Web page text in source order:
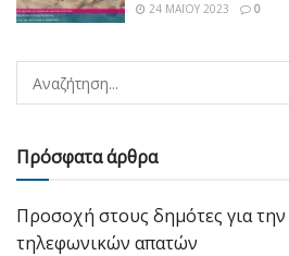
24 ΜΑΪ́ΟΥ 2023 0
Πρόσφατα άρθρα
Προσοχή στους δημότες για
τηλεφωνικών απατών